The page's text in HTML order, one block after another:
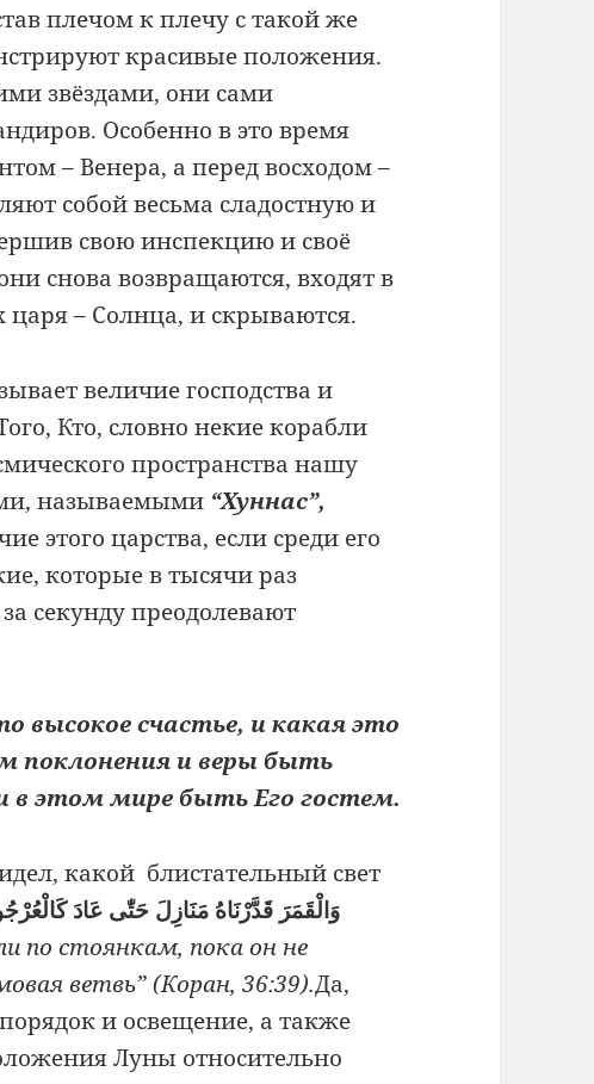
плечом к плечу с такой же
красивые положения.
звёздами, они сами
Особенно в это время
– Венера, а перед восходом –
собой весьма сладостную и
свою инспекцию и своё
снова возвращаются, входят в
– Солнца, и скрываются.
величие господства и
Кто, словно некие корабли
пространства нашу
называемыми “Хуннас”,
этого царства, если среди его
которые в тысячи раз
секунду преодолевают
высокое счастье, и какая это
поклонения и веры быть
в этом мире быть Его гостем.
какой блистательный свет
وَالْقَمَرَ قَدَّرْنَاهُ مَنَازِلَ حَتّٰى عَادَ
по стоянкам, пока он не
ветвь” (Коран, 36:39).Да,
и освещение, а также
Луны относительно